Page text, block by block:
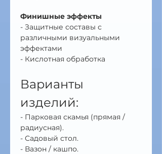
Финишные эффекты
- Защитные составы с
различными визуальными
эффектами
- Кислотная обработка
Варианты
изделий:
- Парковая скамья (прямая /
радиусная).
- Садовый стол.
- Вазон / кашпо.